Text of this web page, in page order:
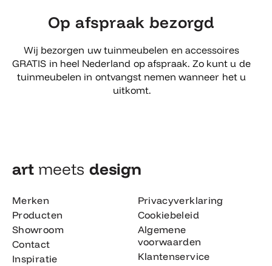
Op afspraak bezorgd
Wij bezorgen uw tuinmeubelen en accessoires
GRATIS in heel Nederland op afspraak. Zo kunt u de
tuinmeubelen in ontvangst nemen wanneer het u
uitkomt.
art meets design​
Merken
Producten
Showroom
Contact
Inspiratie
Privacyverklaring
Cookiebeleid
Algemene
voorwaarden
Klantenservice